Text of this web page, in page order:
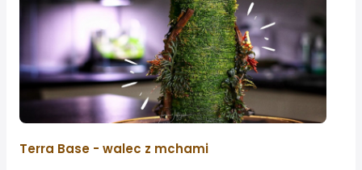
Terra Base - walec z mchami